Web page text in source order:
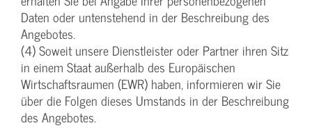
Daten oder untenstehend in der Beschreibung des
Angebotes.
(4) Soweit unsere Dienstleister oder Partner ihren Sitz
in einem Staat außerhalb des Europäischen
Wirtschaftsraumen (EWR) haben, informieren wir Sie
über die Folgen dieses Umstands in der Beschreibung
des Angebotes.